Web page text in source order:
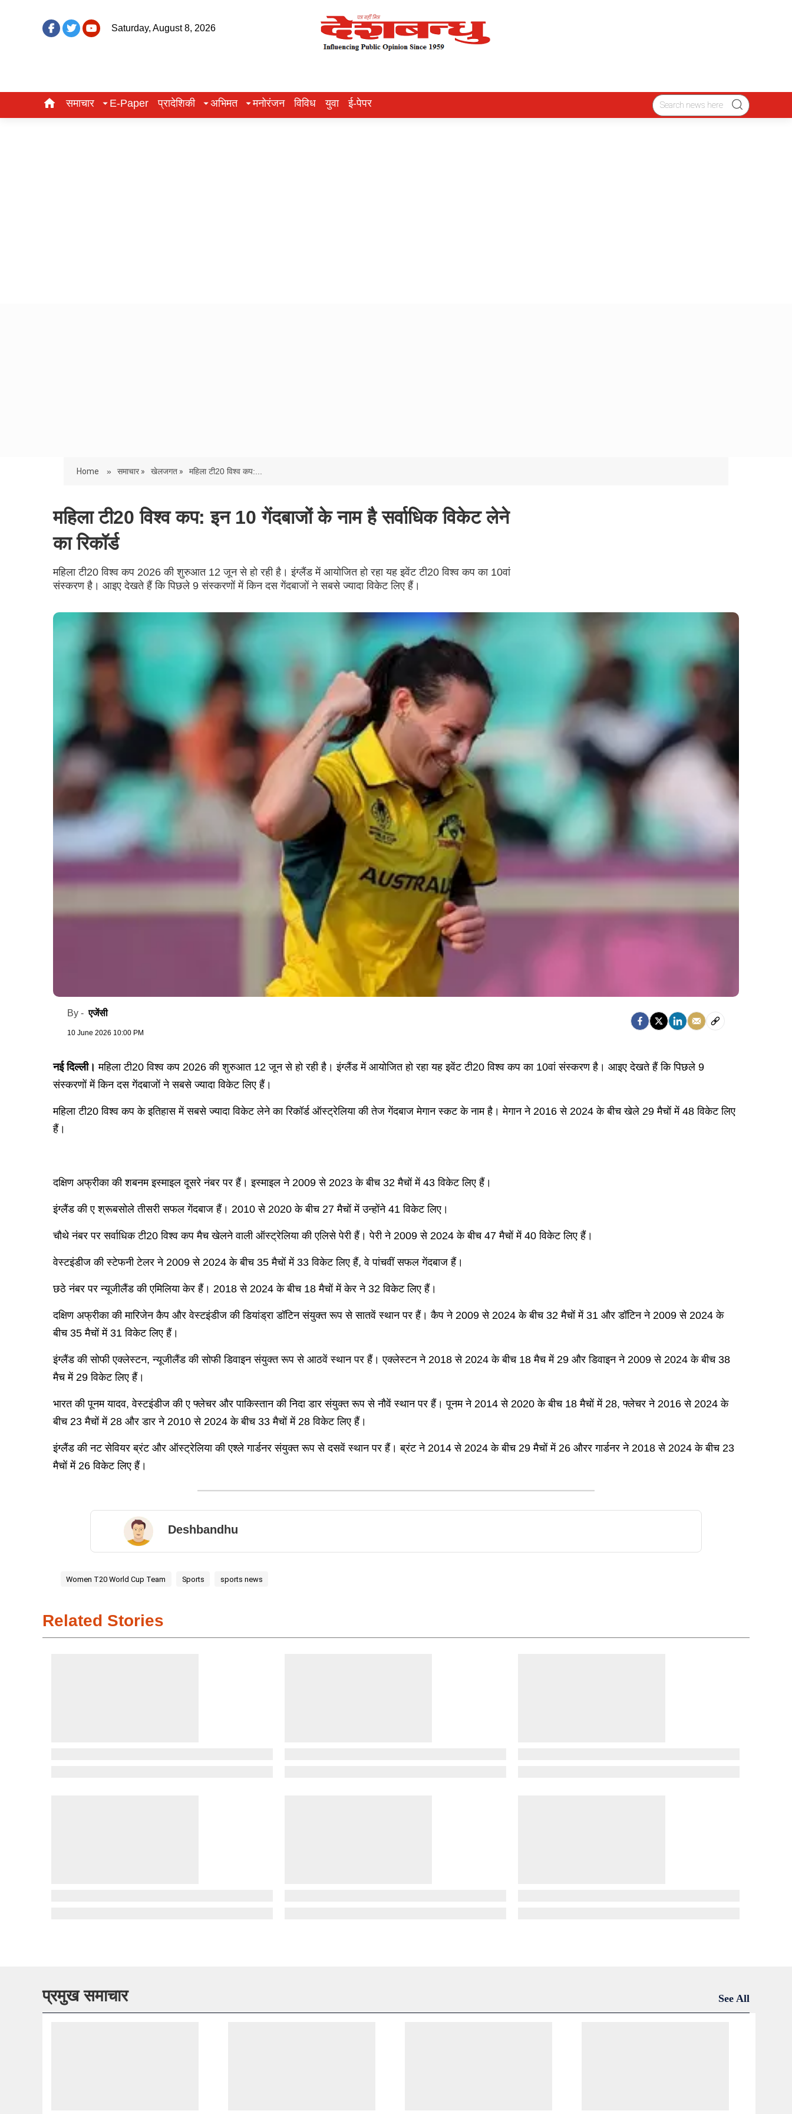
Saturday, August 8, 2026
समाचार E-Paper प्रादेशिकी अभिमत मनोरंजन विविध युवा ई-पेपर
Home » समाचार » खेलजगत » महिला टी20 विश्व कप:...
महिला टी20 विश्व कप: इन 10 गेंदबाजों के नाम है सर्वाधिक विकेट लेने
का रिकॉर्ड
महिला टी20 विश्व कप 2026 की शुरुआत 12 जून से हो रही है। इंग्लैंड में आयोजित हो रहा यह इवेंट टी20 विश्व कप का 10वां
संस्करण है। आइए देखते हैं कि पिछले 9 संस्करणों में किन दस गेंदबाजों ने सबसे ज्यादा विकेट लिए हैं।
By -एजेंसी
10 June 2026 10:00 PM
नई दिल्ली।महिला टी20 विश्व कप 2026 की शुरुआत 12 जून से हो रही है। इंग्लैंड में आयोजित हो रहा यह इवेंट टी20 विश्व कप का 10वां संस्करण है। आइए देखते हैं कि पिछले 9
संस्करणों में किन दस गेंदबाजों ने सबसे ज्यादा विकेट लिए हैं।
महिला टी20 विश्व कप के इतिहास में सबसे ज्यादा विकेट लेने का रिकॉर्ड ऑस्ट्रेलिया की तेज गेंदबाज मेगान स्कट के नाम है। मेगान ने 2016 से 2024 के बीच खेले 29 मैचों में 48 विकेट लिए
हैं।
दक्षिण अफ्रीका की शबनम इस्माइल दूसरे नंबर पर हैं। इस्माइल ने 2009 से 2023 के बीच 32 मैचों में 43 विकेट लिए हैं।
इंग्लैंड की ए श्रूबसोले तीसरी सफल गेंदबाज हैं। 2010 से 2020 के बीच 27 मैचों में उन्होंने 41 विकेट लिए।
चौथे नंबर पर सर्वाधिक टी20 विश्व कप मैच खेलने वाली ऑस्ट्रेलिया की एलिसे पेरी हैं। पेरी ने 2009 से 2024 के बीच 47 मैचों में 40 विकेट लिए हैं।
वेस्टइंडीज की स्टेफनी टेलर ने 2009 से 2024 के बीच 35 मैचों में 33 विकेट लिए हैं, वे पांचवीं सफल गेंदबाज हैं।
छठे नंबर पर न्यूजीलैंड की एमिलिया केर हैं। 2018 से 2024 के बीच 18 मैचों में केर ने 32 विकेट लिए हैं।
दक्षिण अफ्रीका की मारिजेन कैप और वेस्टइंडीज की डियांड्रा डॉटिन संयुक्त रूप से सातवें स्थान पर हैं। कैप ने 2009 से 2024 के बीच 32 मैचों में 31 और डॉटिन ने 2009 से 2024 के
बीच 35 मैचों में 31 विकेट लिए हैं।
इंग्लैंड की सोफी एक्लेस्टन, न्यूजीलैंड की सोफी डिवाइन संयुक्त रूप से आठवें स्थान पर हैं। एक्लेस्टन ने 2018 से 2024 के बीच 18 मैच में 29 और डिवाइन ने 2009 से 2024 के बीच 38
मैच में 29 विकेट लिए हैं।
भारत की पूनम यादव, वेस्टइंडीज की ए फ्लेचर और पाकिस्तान की निदा डार संयुक्त रूप से नौवें स्थान पर हैं। पूनम ने 2014 से 2020 के बीच 18 मैचों में 28, फ्लेचर ने 2016 से 2024 के
बीच 23 मैचों में 28 और डार ने 2010 से 2024 के बीच 33 मैचों में 28 विकेट लिए हैं।
इंग्लैंड की नट सेवियर ब्रंट और ऑस्ट्रेलिया की एश्ले गार्डनर संयुक्त रूप से दसवें स्थान पर हैं। ब्रंट ने 2014 से 2024 के बीच 29 मैचों में 26 औरर गार्डनर ने 2018 से 2024 के बीच 23
मैचों में 26 विकेट लिए हैं।
Deshbandhu
Women T20 World Cup Team Sports sports news
Related Stories
प्रमुख समाचार See All